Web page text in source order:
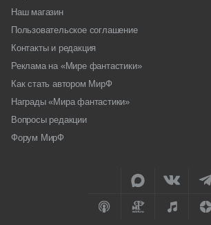
Наш магазин
Пользовательское соглашение
Контакты и редакция
Реклама на «Мире фантастики»
Как стать автором МирФ
Награды «Мира фантастики»
Вопросы редакции
Форум МирФ